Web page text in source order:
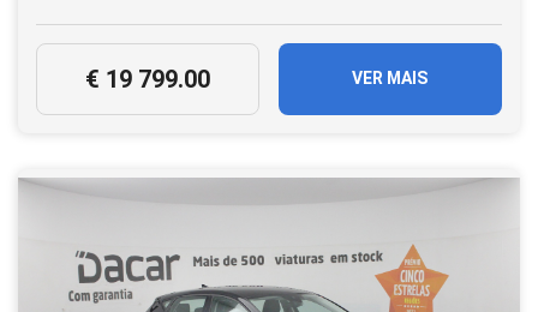
€ 19 799.00 VER MAIS